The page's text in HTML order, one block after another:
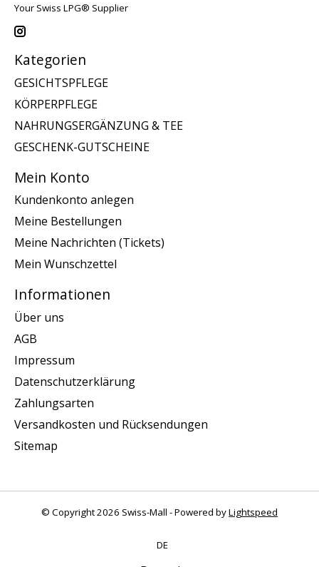
Your Swiss LPG® Supplier
Kategorien
GESICHTSPFLEGE
KÖRPERPFLEGE
NAHRUNGSERGÄNZUNG & TEE
GESCHENK-GUTSCHEINE
Mein Konto
Kundenkonto anlegen
Meine Bestellungen
Meine Nachrichten (Tickets)
Mein Wunschzettel
Informationen
Über uns
AGB
Impressum
Datenschutzerklärung
Zahlungsarten
Versandkosten und Rücksendungen
Sitemap
© Copyright 2026 Swiss-Mall - Powered byLightspeed
DE